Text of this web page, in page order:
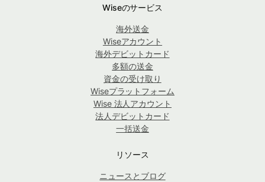
Wiseのサービス
海外送金
Wiseアカウント
海外デビットカード
多額の送金
資金の受け取り
Wiseプラットフォーム
Wise 法人アカウント
法人デビットカード
一括送金
リソース
ニュースとブログ